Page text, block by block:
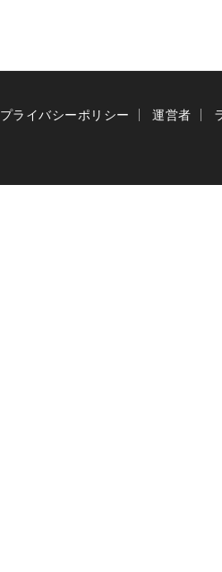
プライバシーポリシー 運営者